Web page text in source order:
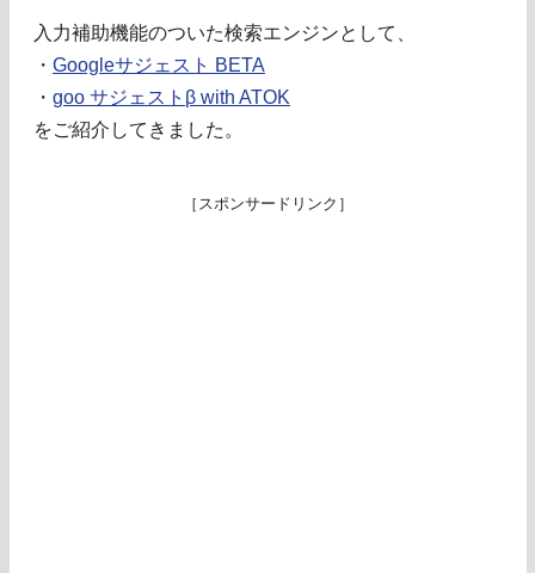
入力補助機能のついた検索エンジンとして、
・ Googleサジェスト BETA
・ goo サジェストβ with ATOK
をご紹介してきました。
［スポンサードリンク］